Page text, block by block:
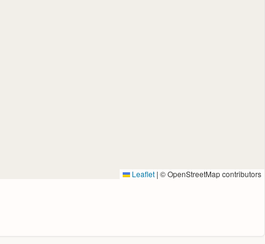
Leaflet | © OpenStreetMap contributors